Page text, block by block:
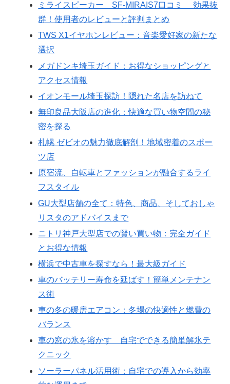
ミライスピーカー SF-MIRAIS7口コミ 効果抜
群！使用者のレビューと評判まとめ
TWS X1イヤホンレビュー：音楽愛好家の新たな
選択
メガドンキ埼玉ガイド：お得なショッピングと
アクセス情報
イオンモール埼玉探訪！隠れた名店を訪ねて
無印良品大阪店の進化：快適な買い物空間の秘
密を探る
札幌 ゼビオの魅力徹底解剖！地域密着のスポー
ツ店
原宿流、自転車とファッションが融合するライ
フスタイル
GU大型店舗の全て：特色、商品、そしておしゃ
リスタのアドバイスまで
ニトリ神戸大型店での賢い買い物：完全ガイド
とお得な情報
横浜で中古車を探すなら！最大級ガイド
車のバッテリー寿命を延ばす！簡単メンテナン
ス術
車の冬の暖房エアコン：冬場の快適性と燃費の
バランス
車の窓の氷を溶かす 自宅でできる簡単解氷テ
クニック
ソーラーパネル活用術：自宅での導入から効率